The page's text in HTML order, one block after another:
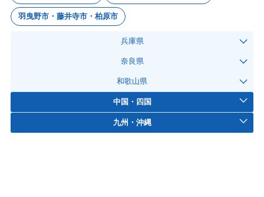
羽曳野市・藤井寺市・柏原市
兵庫県
奈良県
和歌山県
中国・四国
九州・沖縄